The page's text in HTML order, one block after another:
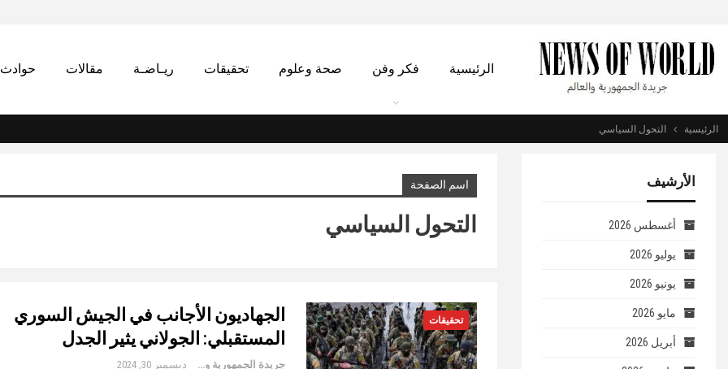
الرئيسية فكر وفن صحة وعلوم تحقيقات ريـاضـة مقالات حوادث
الرئيسية التحول السياسي
اسم الصفحة
التحول السياسي
تحقيقات
الجهاديون الأجانب في الجيش السوري
المستقبلي: الجولاني يثير الجدل
جريدة الجمهورية والعالم ديسمبر 30, 2024
الأرشيف
أغسطس 2026
يوليو 2026
يونيو 2026
مايو 2026
أبريل 2026